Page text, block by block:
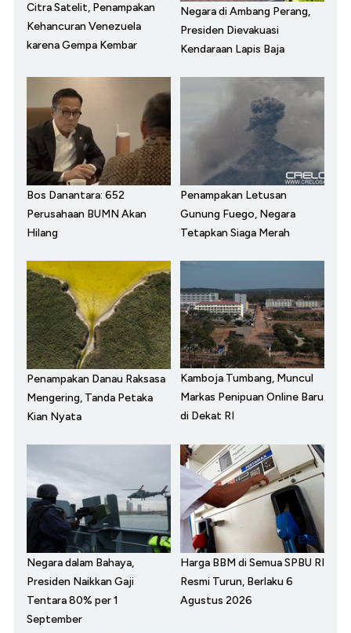
Citra Satelit, Penampakan
Kehancuran Venezuela
karena Gempa Kembar
Negara di Ambang Perang,
Presiden Dievakuasi
Kendaraan Lapis Baja
Bos Danantara: 652
Perusahaan BUMN Akan
Hilang
Penampakan Letusan
Gunung Fuego, Negara
Tetapkan Siaga Merah
Penampakan Danau Raksasa
Mengering, Tanda Petaka
Kian Nyata
Kamboja Tumbang, Muncul
Markas Penipuan Online Baru
di Dekat RI
Negara dalam Bahaya,
Presiden Naikkan Gaji
Tentara 80% per 1
September
Harga BBM di Semua SPBU RI
Resmi Turun, Berlaku 6
Agustus 2026